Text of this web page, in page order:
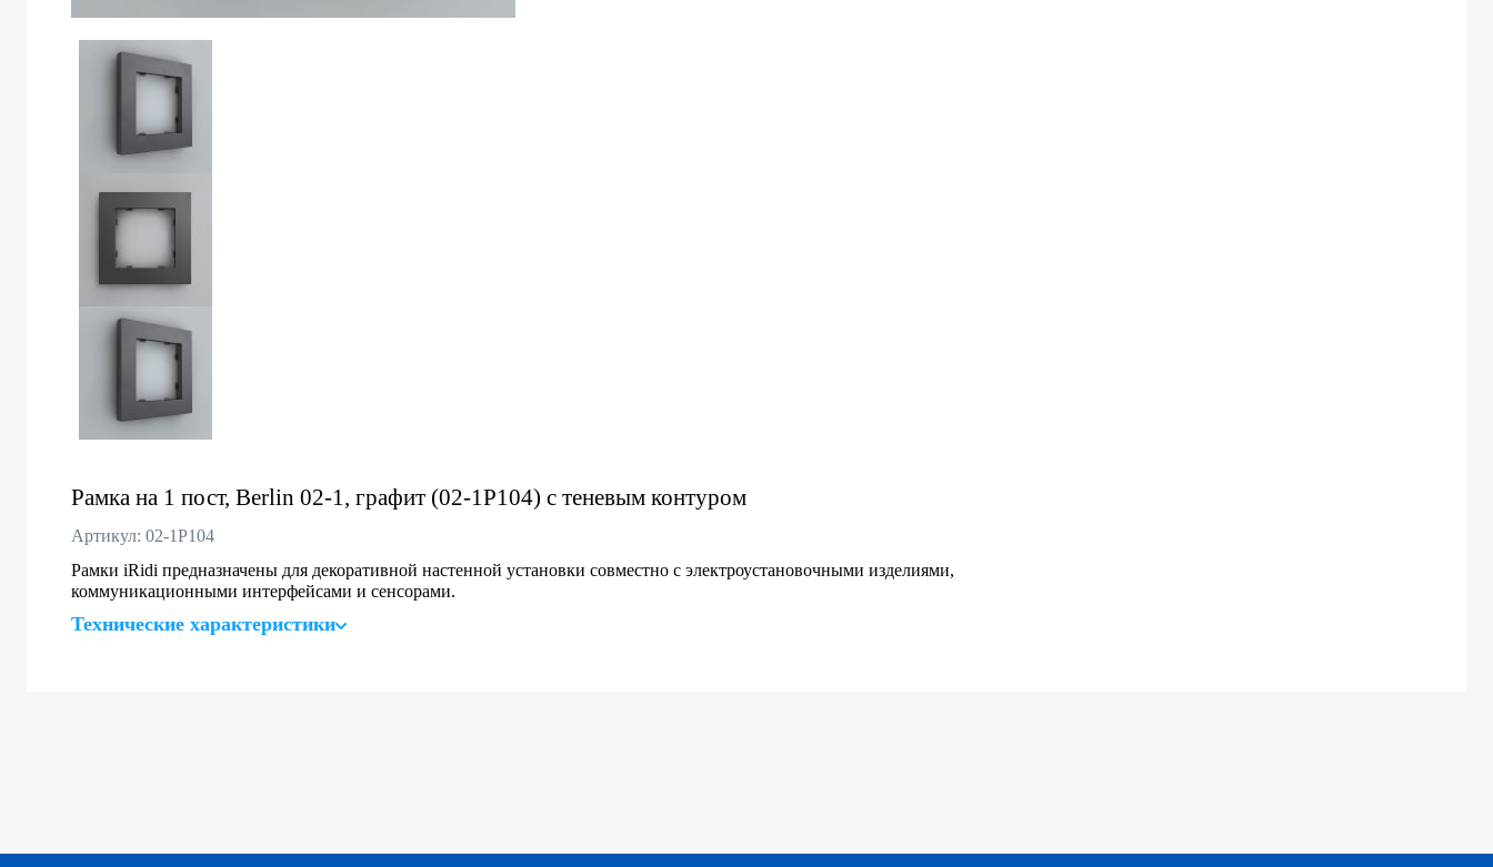
Рамка на 1 пост, Berlin 02-1, графит (02-1P104) с теневым контуром
Артикул: 02-1P104
Рамки iRidi предназначены для декоративной настенной установки совместно с электроустановочными изделиями,
коммуникационными интерфейсами и сенсорами.
Технические характеристики